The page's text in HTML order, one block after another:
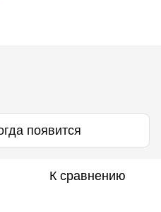
появится
К сравнению